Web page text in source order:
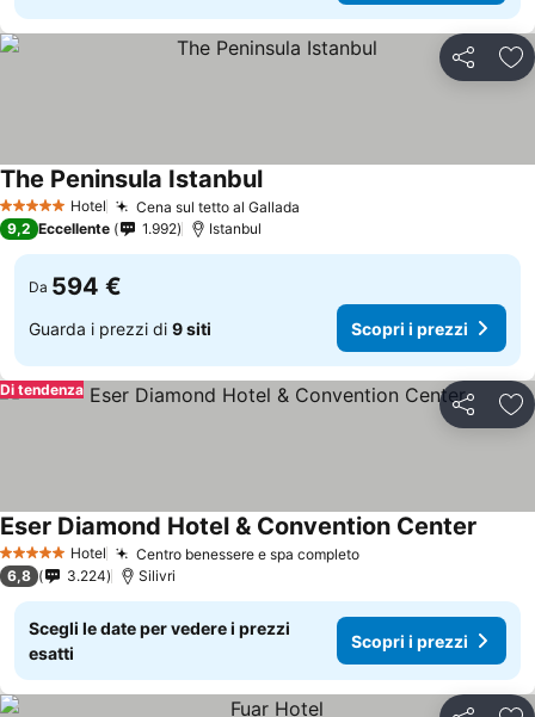
Condividi
5 Stelle Hotel Cena sul tetto al Gallada
The Peninsula IstanbulScopri i prezzi
9,2 Eccellente 1.992 Istanbul
Da 594 €
Guarda i prezzi di 9 siti Scopri i prezzi
Condividi
Di tendenza
5 Stelle Hotel Centro benessere e spa completoScopri i prezzi
Eser Diamond Hotel & Convention Center
6,8 3.224 Silivri
Scegli le date per vedere i prezzi
esatti
Scopri i prezzi